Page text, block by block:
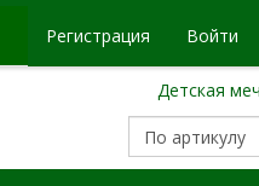
Детская
Регистрация Войти